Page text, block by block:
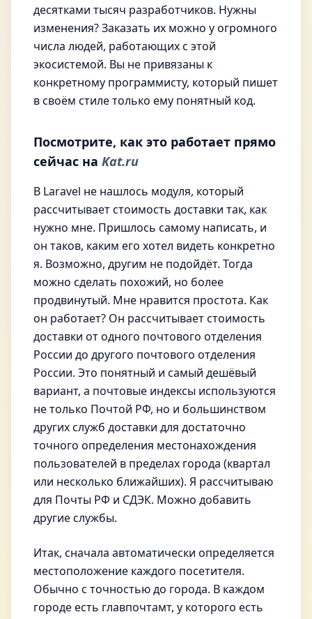
десятками тысяч разработчиков. Нужны
изменения? Заказать их можно у огромного
числа людей, работающих с этой
экосистемой. Вы не привязаны к
конкретному программисту, который пишет
в своём стиле только ему понятный код.
Посмотрите, как это работает прямо
сейчас на Kat.ru
В Laravel не нашлось модуля, который
рассчитывает стоимость доставки так, как
нужно мне. Пришлось самому написать, и
он таков, каким его хотел видеть конкретно
я. Возможно, другим не подойдёт. Тогда
можно сделать похожий, но более
продвинутый. Мне нравится простота. Как
он работает? Он рассчитывает стоимость
доставки от одного почтового отделения
России до другого почтового отделения
России. Это понятный и самый дешёвый
вариант, а почтовые индексы используются
не только Почтой РФ, но и большинством
других служб доставки для достаточно
точного определения местонахождения
пользователей в пределах города (квартал
или несколько ближайших). Я рассчитываю
для Почты РФ и СДЭК. Можно добавить
другие службы.
Итак, сначала автоматически определяется
местоположение каждого посетителя.
Обычно с точностью до города. В каждом
городе есть главпочтамт, у которого есть